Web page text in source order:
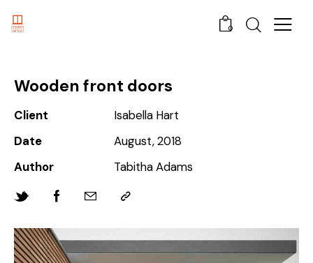
0
Wooden front doors
Client
Isabella Hart
Date
August, 2018
Author
Tabitha Adams